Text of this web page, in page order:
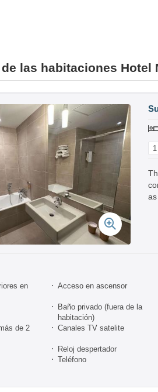
las habitaciones Hotel
en
Acceso en ascensor
Baño privado (fuera de la
habitación)
de 2
Canales TV satelite
Reloj despertador
Teléfono